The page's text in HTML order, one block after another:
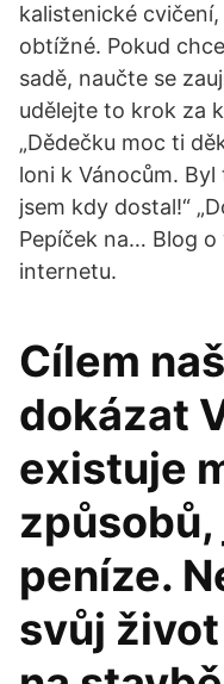
kalistenické
obtížné. Pokud
sadě, naučte se
udělejte to krok za
„Dědečku moc ti
loni k Vánocům.
jsem kdy dostal!“
Pepíček na… Blog o
internetu.
Cílem
dokázat
existuje
peníze.
svůj